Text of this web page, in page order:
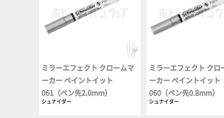
ミラーエフェクト クロームマ
ーカー ペイントイット
061（ペン先2.0mm）
シュナイダー
ミラーエフェクト クロ
ーカー ペイントイット
060（ペン先0.8mm）
シュナイダー